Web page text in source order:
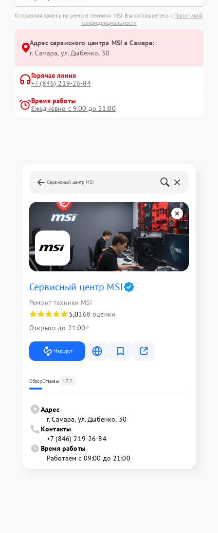
Отправляя заявку на ремонт техники MSI, Вы соглашаетесь с Политикой
конфиденциальности
Адрес сервисного центра MSI в Самаре:
г. Самара, ул. Дыбенко, 30
Горячая линия
+7 (846) 219-26-84
Время работы
Ежедневно с 9:00 до 21:00
Сервисный центр MSI
Сервисный центр MSI
Ремонт техники MSI
5,0168 оценки
Открыто до 21:00
Маршрут
ОбзорОтзывы 172
Адрес
г. Самара, ул. Дыбенко, 30
Контакты
+7 (846) 219-26-84
Время работы
Работаем с 09:00 до 21:00